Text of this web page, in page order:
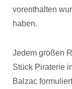
vorenthalten
haben.
Jedem großen
Stück Piraterie
Balzac